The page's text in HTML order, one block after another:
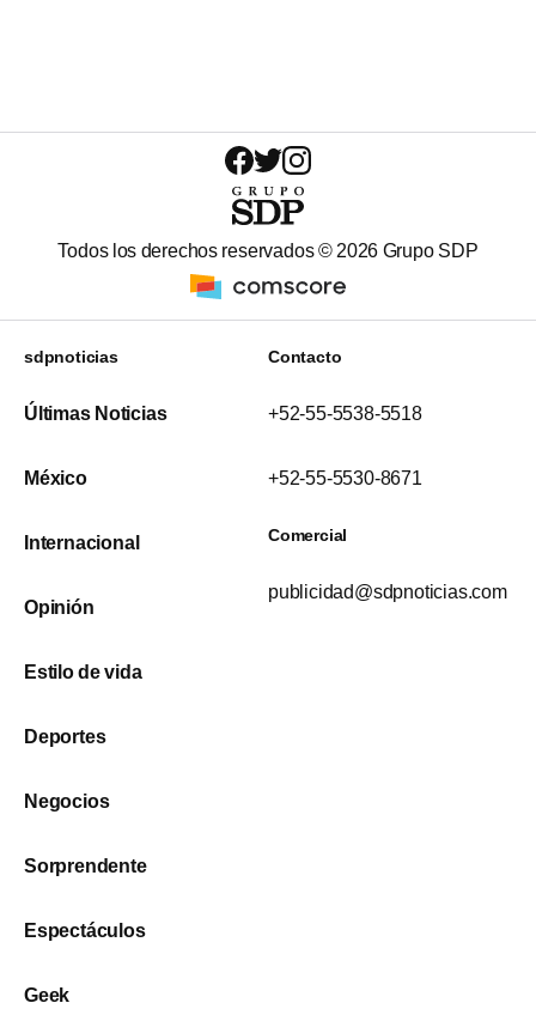
Todos los derechos reservados © 2026 Grupo SDP
sdpnoticias
Últimas Noticias
México
Internacional
Opinión
Estilo de vida
Deportes
Negocios
Sorprendente
Espectáculos
Geek
Contacto
+52-55-5538-5518
+52-55-5530-8671
Comercial
publicidad@sdpnoticias.com